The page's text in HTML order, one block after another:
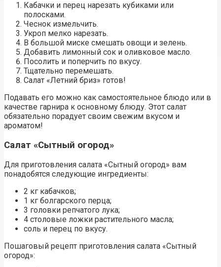
Кабачки и перец нарезать кубиками или
полосками.
Чеснок измельчить.
Укроп мелко нарезать.
В большой миске смешать овощи и зелень.
Добавить лимонный сок и оливковое масло.
Посолить и поперчить по вкусу.
Тщательно перемешать.
Салат «Летний бриз» готов!
Подавать его можно как самостоятельное блюдо или в
качестве гарнира к основному блюду. Этот салат
обязательно порадует своим свежим вкусом и
ароматом!
Салат «Сытный огород»
Для приготовления салата «Сытный огород» вам
понадобятся следующие ингредиенты:
2 кг кабачков;
1 кг болгарского перца;
3 головки репчатого лука;
4 столовые ложки растительного масла;
соль и перец по вкусу.
Пошаговый рецепт приготовления салата «Сытный
огород»: